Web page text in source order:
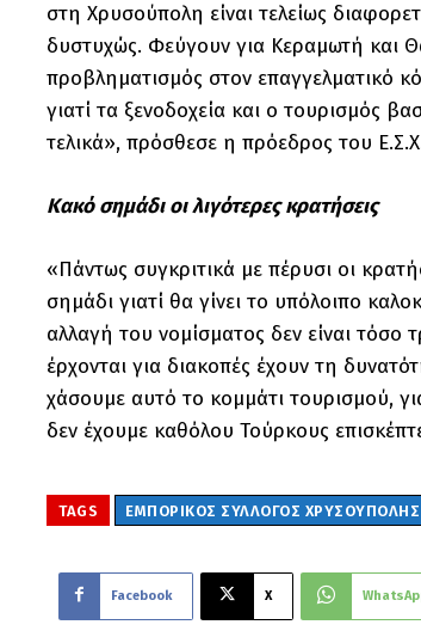
στη Χρυσούπολη είναι τελείως
δυστυχώς. Φεύγουν για Κεραμωτή και
προβληματισμός στον επαγγελματικό
γιατί τα ξενοδοχεία και ο τουρισμός
τελικά», πρόσθεσε η πρόεδρος του
Κακό σημάδι οι λιγότερες κρατήσεις
«Πάντως συγκριτικά με πέρυσι οι
σημάδι γιατί θα γίνει το υπόλοιπο
αλλαγή του νομίσματος δεν είναι τόσο
έρχονται για διακοπές έχουν τη
χάσουμε αυτό το κομμάτι τουρισμού,
δεν έχουμε καθόλου Τούρκους
TAGS ΕΜΠΟΡΙΚΟΣ ΣΥΛΛΟΓΟΣ ΧΡΥΣΟΥΠΟΛΗΣ
Facebook X